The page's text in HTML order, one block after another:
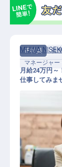
正社員
管
マネージャー
MUWA
月給24万円～
仕事してみま